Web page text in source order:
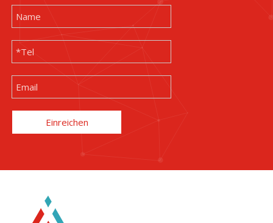
Einreichen